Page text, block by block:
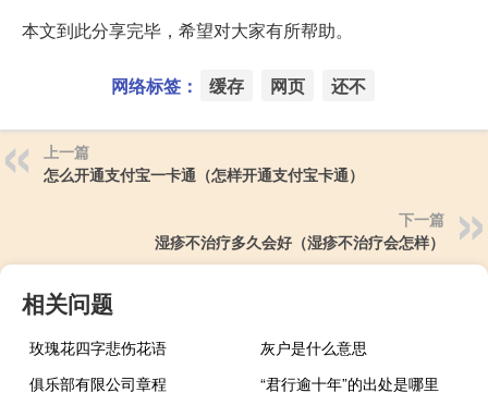
本文到此分享完毕，希望对大家有所帮助。
网络标签： 缓存 网页 还不
上一篇
怎么开通支付宝一卡通（怎样开通支付宝卡通）
下一篇
湿疹不治疗多久会好（湿疹不治疗会怎样）
相关问题
玫瑰花四字悲伤花语
灰户是什么意思
俱乐部有限公司章程
“君行逾十年”的出处是哪里